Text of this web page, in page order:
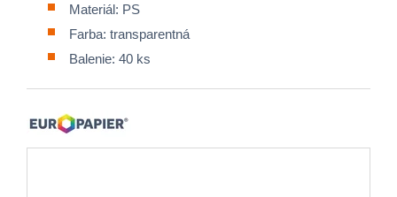
Materiál: PS
Farba: transparentná
Balenie: 40 ks